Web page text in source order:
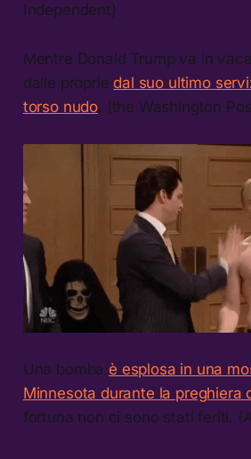
Independent)
Mentre Donald Trump va in
dalle proprie dal suo ultimo
torso nudo. (the Washington
Una bomba è esplosa in una
Minnesota durante la preghiera
fortuna non ci sono stati feriti.